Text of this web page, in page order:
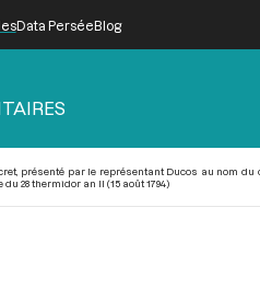
Data PerséeBlog
présenté par le représentant Ducos au nom
du 28 thermidor an II (15 août 1794)